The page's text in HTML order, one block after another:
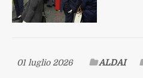
01 luglio 2026 ALDAI